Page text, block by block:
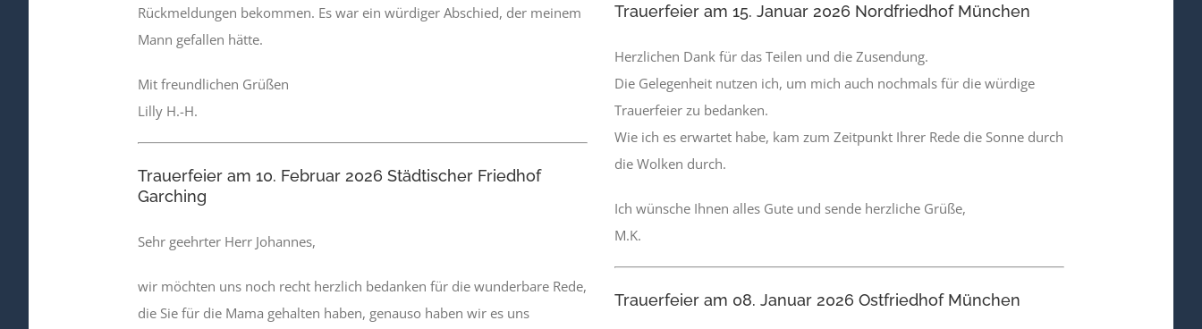
Rückmeldungen bekommen. Es war ein würdiger Abschied, der meinem
Mann gefallen hätte.
Mit freundlichen Grüßen
Lilly H.-H.
Trauerfeier am 10. Februar 2026 Städtischer Friedhof
Garching
Sehr geehrter Herr Johannes,
wir möchten uns noch recht herzlich bedanken für die wunderbare Rede,
die Sie für die Mama gehalten haben, genauso haben wir es uns
Trauerfeier am 15. Januar 2026 Nordfriedhof München
Herzlichen Dank für das Teilen und die Zusendung.
Die Gelegenheit nutzen ich, um mich auch nochmals für die würdige
Trauerfeier zu bedanken.
Wie ich es erwartet habe, kam zum Zeitpunkt Ihrer Rede die Sonne durch
die Wolken durch.
Ich wünsche Ihnen alles Gute und sende herzliche Grüße,
M.K.
Trauerfeier am 08. Januar 2026 Ostfriedhof München